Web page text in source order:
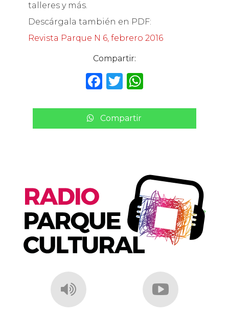
talleres y más.
Descárgala también en PDF:
Revista Parque N 6, febrero 2016
Compartir:
F
c
e
T
it
te
W
a
ts
p
Compartir